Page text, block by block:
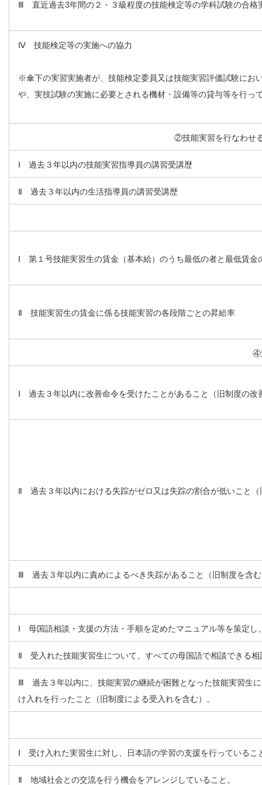
Ⅲ 直近過去3年間の２・３級程度の技能検定等の学科試験の
Ⅳ 技能検定等の実施への協力
※傘下の実習実施者が、技能検定委員又は技能実習評価試験にお
や、実技試験の実施に必要とされる機材・設備等の貸与等を行っ
②技能実習を行なわせ
Ⅰ 過去３年以内の技能実習指導員の講習受講歴
Ⅱ 過去３年以内の生活指導員の講習受講歴
Ⅰ 第１号技能実習生の賃金（基本給）のうち最低の者と最低賃金
Ⅱ 技能実習生の賃金に係る技能実習の各段階ごとの昇給率
④
Ⅰ 過去３年以内に改善命令を受けたことがあること（旧制度の改
Ⅱ 過去３年以内における失踪がゼロ又は失踪の割合が低いこと（
Ⅲ 過去３年以内に責めによるべき失踪があること（旧制度を含
Ⅰ 母国語相談・支援の方法・手順を定めたマニュアル等を策定し
Ⅱ 受入れた技能実習生について、すべての母国語で相談できる
Ⅲ 過去３年以内に、技能実習の継続が困難となった技能実習生
け入れを行ったこと（旧制度による受入れを含む）。
Ⅰ 受け入れた実習生に対し、日本語の学習の支援を行っているこ
Ⅱ 地域社会との交流を行う機会をアレンジしていること。